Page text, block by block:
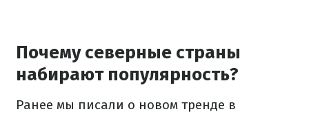
Почему северные страны
набирают популярность?
Ранее мы писали о новом тренде в